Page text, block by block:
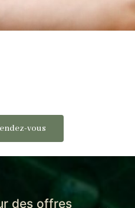
vous
des offres